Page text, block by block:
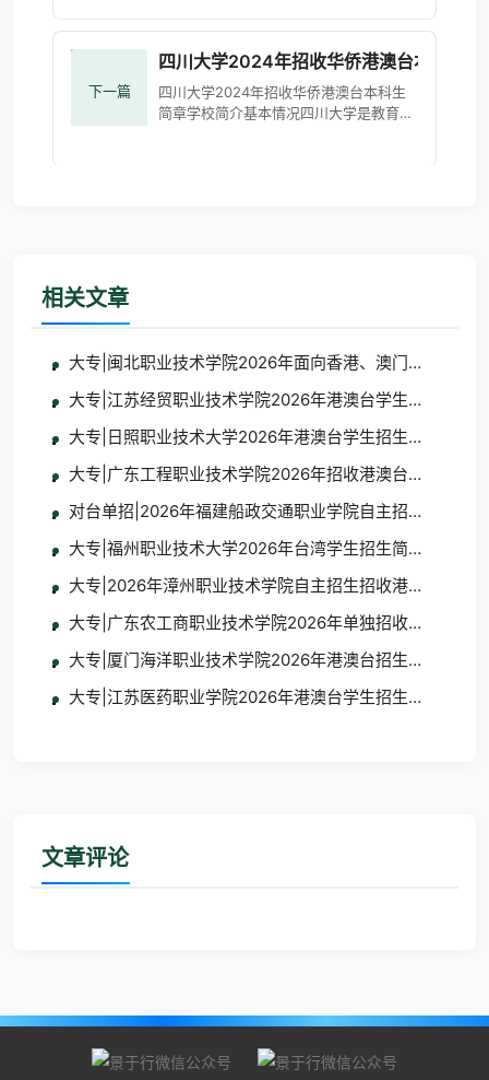
下一篇
四川大学2024年招收华侨港澳台本科生简
四川大学2024年招收华侨港澳台本科生
简章学校简介基本情况四川大学是教育部
相关文章
大专|闽北职业技术学院2026年面向香港、澳门、台湾地
大专|江苏经贸职业技术学院2026年港澳台学生招生简章
大专|日照职业技术大学2026年港澳台学生招生简章
大专|广东工程职业技术学院2026年招收港澳台地区学生
对台单招|2026年福建船政交通职业学院自主招生招收台
大专|福州职业技术大学2026年台湾学生招生简章及报名表
大专|2026年漳州职业技术学院自主招生招收港澳台学生
大专|广东农工商职业技术学院2026年单独招收港澳台学
大专|厦门海洋职业技术学院2026年港澳台招生简章
大专|江苏医药职业学院2026年港澳台学生招生简章
文章评论